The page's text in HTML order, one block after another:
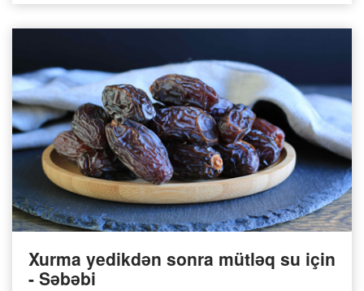
Xurma yedikdən sonra mütləq su için
- Səbəbi